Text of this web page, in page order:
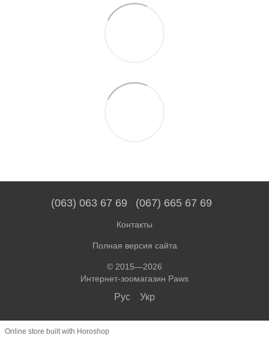
(063) 063 67 69 (067) 665 67 69
Контакты
Полная версия сайта
© 2015—2026
Интернет-зоомагазин Paws
Рус Укр
Online store built with Horoshop